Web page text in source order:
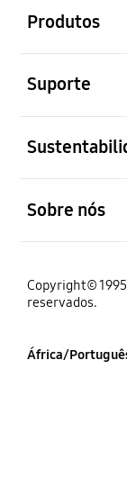
Produtos
Suporte
Sobre nós
Copyright©
reservados.
África/